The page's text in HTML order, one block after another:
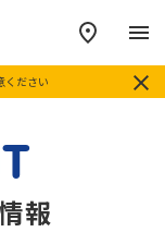
ください
メ
報